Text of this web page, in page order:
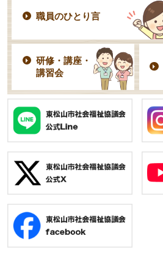
職員のひとり言
研修・講座・
講習会